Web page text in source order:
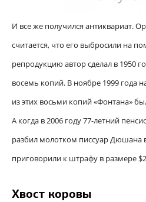
И все же получился антиквариат.
считается, что его выбросили на
репродукцию автор сделал в 1950
восемь копий. В ноябре 1999 года
из этих восьми копий «Фонтана»
А когда в 2006 году 77-летний
разбил молотком писсуар Дюшана
приговорили к штрафу в размере
Хвост коровы